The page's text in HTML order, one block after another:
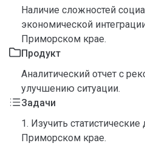
Наличие сложностей
экономической
Приморском крае.
Продукт
Аналитический отчет с
улучшению ситуации.
Задачи
1. Изучить
Приморском крае.